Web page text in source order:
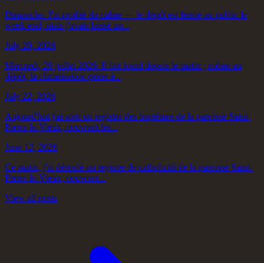
Dimanche. J'ai profité du calme — le dépôt est fermé au public le
week-end, mais j'avais laissé un...
July 29, 2026
Mercredi, 29 juillet 2026. Il fait lourd depuis le matin ; même au
dépôt, la climatisation peine à...
July 22, 2026
Aujourd'hui j'ai sorti un registre des baptêmes de la paroisse Saint-
Pierre-le-Vieux, couvrant les...
June 12, 2026
Ce matin, j'ai déroulé un registre de catholicité de la paroisse Saint-
Pierre-le-Vieux, couvrant...
View all posts